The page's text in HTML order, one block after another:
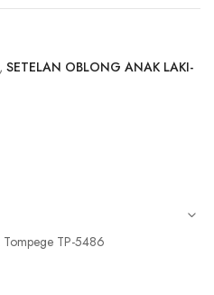
, SETELAN OBLONG ANAK LAKI-
TP-5486